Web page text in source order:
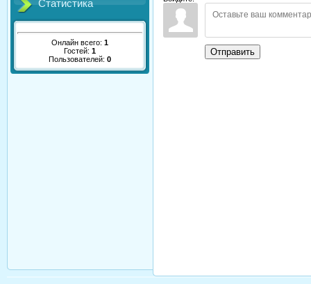
Статистика
Онлайн всего: 1
Гостей: 1
Пользователей: 0
Отправить